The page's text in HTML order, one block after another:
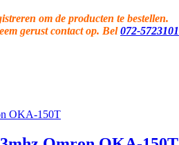
om de producten te bestellen.
gerust contact op. Bel072-5723101